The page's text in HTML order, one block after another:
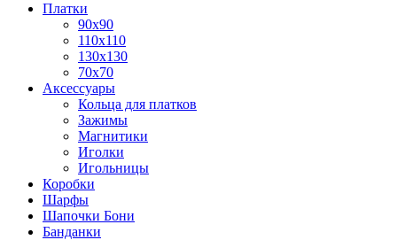
Платки
90x90
110x110
130x130
70х70
Аксессуары
Кольца для платков
Зажимы
Магнитики
Иголки
Игольницы
Коробки
Шарфы
Шапочки Бони
Банданки